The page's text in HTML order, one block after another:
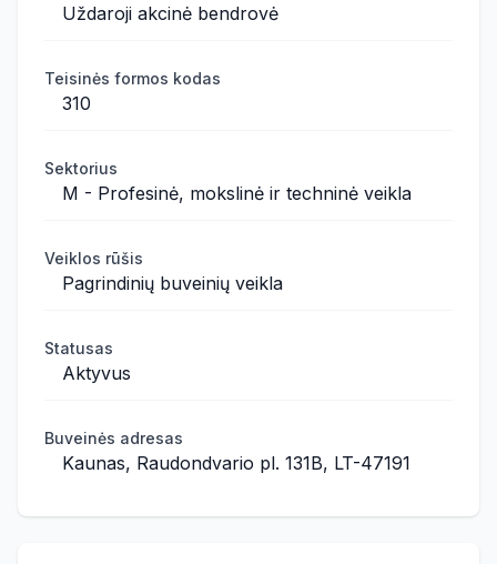
Uždaroji akcinė bendrovė
Teisinės formos kodas
310
Sektorius
M - Profesinė, mokslinė ir techninė veikla
Veiklos rūšis
Pagrindinių buveinių veikla
Statusas
Aktyvus
Buveinės adresas
Kaunas, Raudondvario pl. 131B, LT-47191